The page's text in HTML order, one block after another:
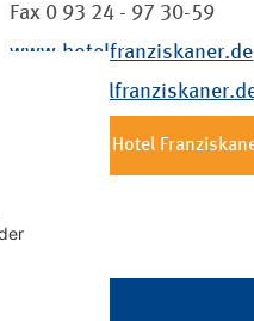
Fax 0 93 24 - 97 30-59
www.hotelfranziskaner.de
AKZENT Hotel